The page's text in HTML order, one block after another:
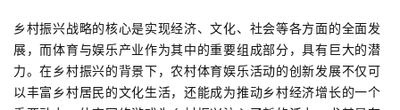
乡村振兴战略的核心是实现经济、文化、社会等各方面的全面发
展，而体育与娱乐产业作为其中的重要组成部分，具有巨大的潜
力。在乡村振兴的背景下，农村体育娱乐活动的创新发展不仅可
以丰富乡村居民的文化生活，还能成为推动乡村经济增长的一个